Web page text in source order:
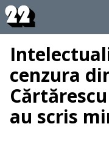
cenzura
au scris